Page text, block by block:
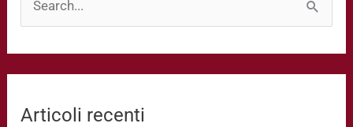
a
Articoli recenti